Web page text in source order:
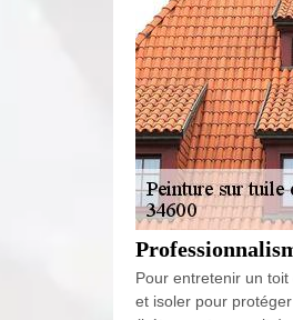
Pour entretenir un
et isoler pour